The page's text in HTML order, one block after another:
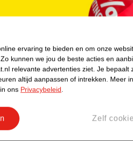
ervaring te bieden en om onze
Zo kunnen we jou de beste acties en
relevante advertenties ziet. Je bepaalt
altijd aanpassen of intrekken. Meer
ons Privacybeleid.
Zelf